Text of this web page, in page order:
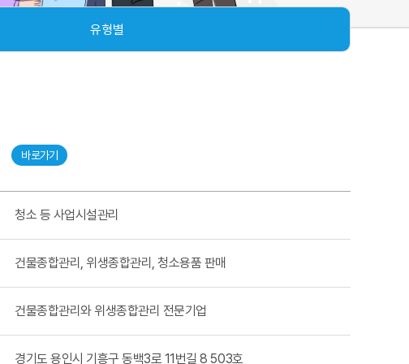
유형별
바로가기
청소 등 사업시설관리
건물종합관리, 위생종합관리, 청소용품 판매
건물종합관리와 위생종합관리 전문기업
경기도 용인시 기흥구 동백3로 11번길 8 503호